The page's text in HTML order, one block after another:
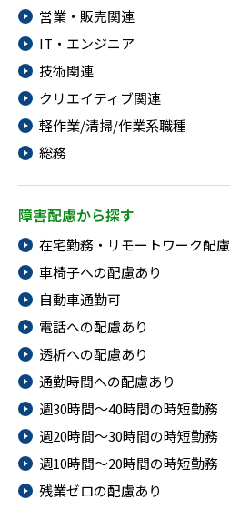
営業・販売関連
IT・エンジニア
技術関連
クリエイティブ関連
軽作業/清掃/作業系職種
総務
障害配慮から探す
在宅勤務・リモートワーク配慮
車椅子への配慮あり
自動車通勤可
電話への配慮あり
透析への配慮あり
通勤時間への配慮あり
週30時間～40時間の時短勤務
週20時間～30時間の時短勤務
週10時間～20時間の時短勤務
残業ゼロの配慮あり